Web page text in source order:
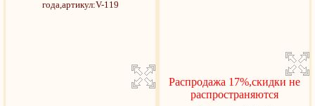
Распродажа 17%,скидки не
распространяются